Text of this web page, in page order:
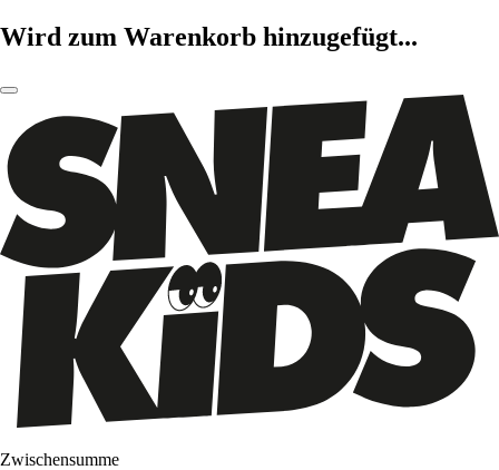
Wird zum Warenkorb hinzugefügt...
Zwischensumme